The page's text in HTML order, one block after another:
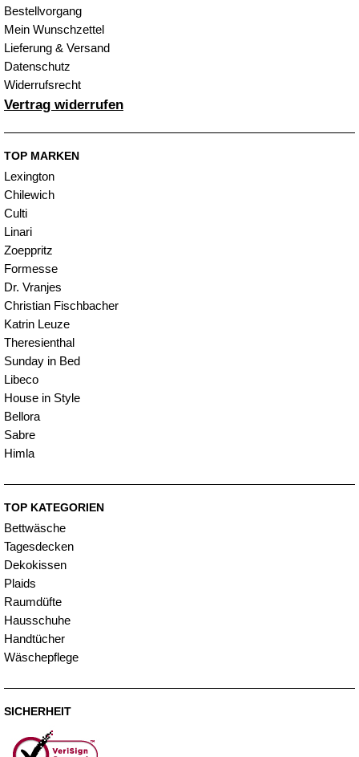
Bestellvorgang
Mein Wunschzettel
Lieferung & Versand
Datenschutz
Widerrufsrecht
Vertrag widerrufen
TOP MARKEN
Lexington
Chilewich
Culti
Linari
Zoeppritz
Formesse
Dr. Vranjes
Christian Fischbacher
Katrin Leuze
Theresienthal
Sunday in Bed
Libeco
House in Style
Bellora
Sabre
Himla
TOP KATEGORIEN
Bettwäsche
Tagesdecken
Dekokissen
Plaids
Raumdüfte
Hausschuhe
Handtücher
Wäschepflege
SICHERHEIT